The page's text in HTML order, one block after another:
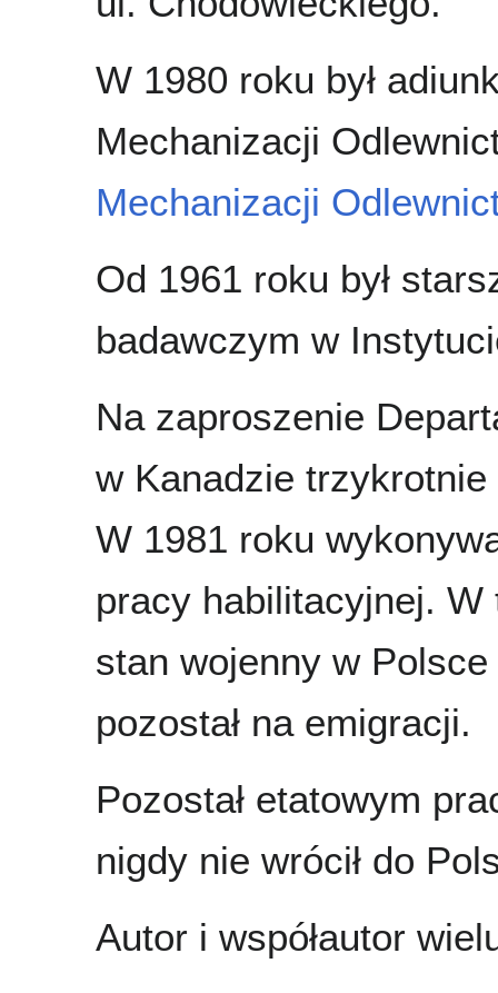
W 1980 roku był
Mechanizacji
Mechanizacji
Od 1961 roku był
badawczym w
Na zaproszenie
w Kanadzie
W 1981 roku
pracy habilitacyjnej.
stan wojenny w
pozostał na emigracji.
Pozostał etatowym
nigdy nie wrócił do
Autor i współautor